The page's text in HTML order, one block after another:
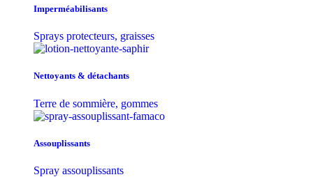
Imperméabilisants
Sprays protecteurs, graisses
Nettoyants & détachants
Terre de sommière, gommes
Assouplissants
Spray assouplissants